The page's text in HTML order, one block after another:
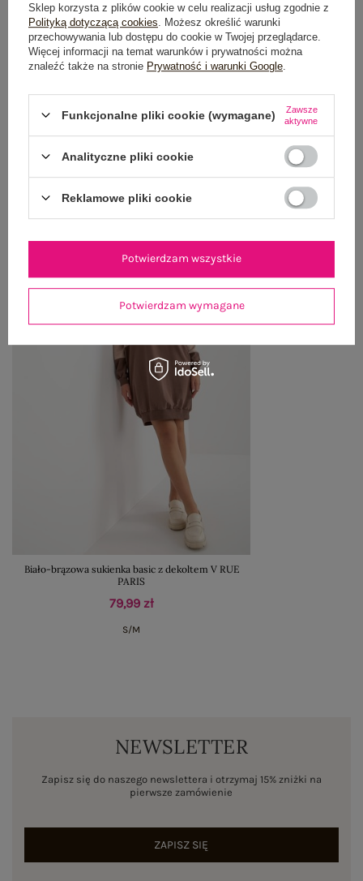
OPINIE O PRODUKCIE (0)
WYSYŁKA I DOSTAWA
ZWROTY I REKLAMACJE
OSTATNIO OGLĄDANE
Zobacz wszystko
Biało-brązowa sukienka basic z dekoltem V RUE
PARIS
79,99 zł
S/M
NEWSLETTER
Zapisz się do naszego newslettera i otrzymaj 15% zniżki na
pierwsze zamówienie
ZAPISZ SIĘ
Sklep korzysta z plików cookie w celu realizacji usług zgodnie z
Polityką dotyczącą cookies . Możesz określić warunki
przechowywania lub dostępu do cookie w Twojej przeglądarce.
Więcej informacji na temat warunków i prywatności można
znaleźć także na stronie Prywatność i warunki Google
Funkcjonalne pliki cookie (wymagane)
Zawsze
aktywne
Analityczne pliki cookie
Reklamowe pliki cookie
Potwierdzam wymagane
Potwierdzam wszystkie